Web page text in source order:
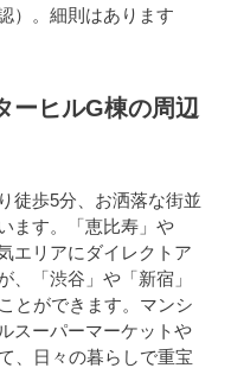
）。細則はあります
ーヒルG棟の周辺
徒歩5分、お洒落な街並
ます。「恵比寿」や
エリアにダイレクトア
、「渋谷」や「新宿」
とができます。マンシ
スーパーマーケットや
、日々の暮らしで重宝